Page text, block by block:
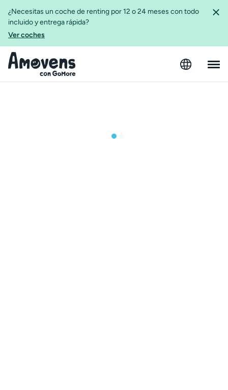
¿Necesitas un coche de renting por 12 o 24 meses con todo
incluido y entrega rápida?
Ver coches